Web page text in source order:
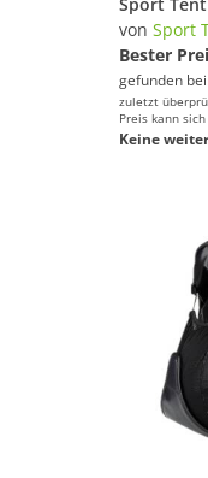
von Sport
Bester
gefunden bei
zuletzt
Preis kann
Keine